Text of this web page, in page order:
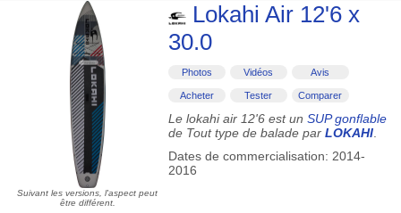
Suivant les versions, l'aspect peut
être différent.
Lokahi Air 12'6 x
30.0
Photos Vidéos Avis
Acheter Tester Comparer
Le lokahi air 12'6 est un SUP gonflable
de Tout type de balade par LOKAHI.
Dates de commercialisation: 2014-
2016